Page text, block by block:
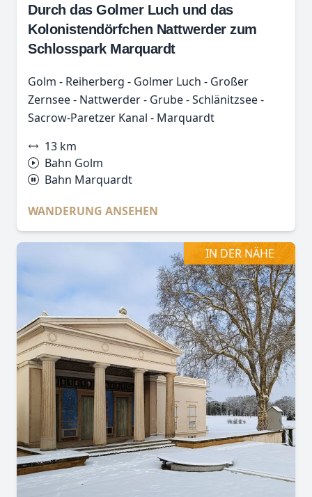
Durch das Golmer Luch und das
Kolonistendörfchen Nattwerder zum
Schlosspark Marquardt
Golm - Reiherberg - Golmer Luch - Großer
Zernsee - Nattwerder - Grube - Schlänitzsee -
Sacrow-Paretzer Kanal - Marquardt
13 km
Bahn Golm
Bahn Marquardt
WANDERUNG ANSEHEN
IN DER NÄHE